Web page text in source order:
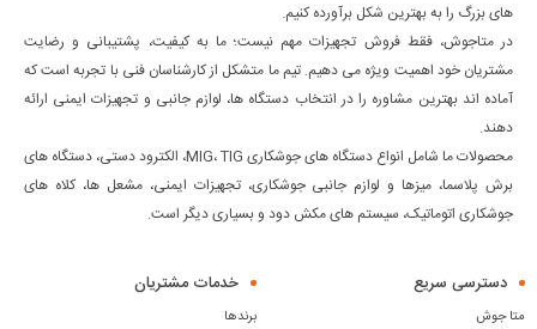
های بزرگ را به بهترین شکل برآورده کنیم.
در متاجوش، فقط فروش تجهیزات مهم نیست؛ ما به کیفیت، پشتیبانی و رضایت
مشتریان خود اهمیت ویژه می دهیم. تیم ما متشکل از کارشناسان فنی با تجربه است که
آماده اند بهترین مشاوره را در انتخاب دستگاه ها، لوازم جانبی و تجهیزات ایمنی ارائه
دهند.
محصولات ما شامل انواع دستگاه های جوشکاری MIG، TIG، الکترود دستی، دستگاه های
برش پلاسما، میزها و لوازم جانبی جوشکاری، تجهیزات ایمنی، مشعل ها، کلاه های
جوشکاری اتوماتیک، سیستم های مکش دود و بسیاری دیگر است.
دسترسی سریع
متا جوش
خدمات مشتریان
برندها